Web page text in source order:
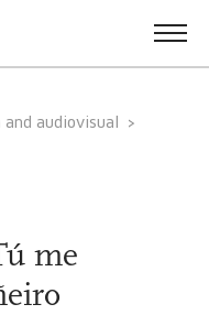
and audiovisual
me